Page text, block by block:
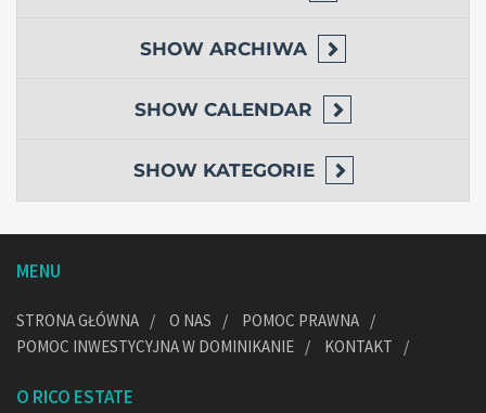
SHOW ARCHIWA
SHOW CALENDAR
SHOW KATEGORIE
MENU
STRONA GŁÓWNA O NAS
POMOC PRAWNA
POMOC INWESTYCYJNA W DOMINIKANIE
KONTAKT
O RICO ESTATE